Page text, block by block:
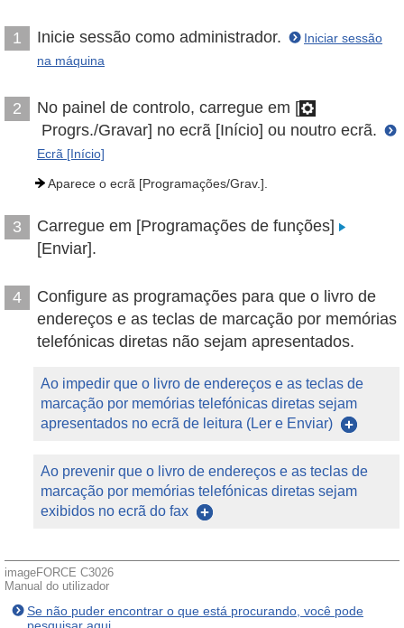
1 Inicie sessão como administrador.
Iniciar sessão
na máquina
2
No painel de controlo, carregue em [
Progrs./Gravar] no ecrã [Início] ou noutro ecrã.
Ecrã [Início]
Aparece o ecrã [Programações/Grav.].
3
Carregue em [Programações de funções]
[Enviar].
4
Configure as programações para que o livro de
endereços e as teclas de marcação por memórias
telefónicas diretas não sejam apresentados.
Ao impedir que o livro de endereços e as teclas de
marcação por memórias telefónicas diretas sejam
apresentados no ecrã de leitura (Ler e Enviar)
Ao prevenir que o livro de endereços e as teclas de
marcação por memórias telefónicas diretas sejam
exibidos no ecrã do fax
imageFORCE C3026
Manual do utilizador
Se não puder encontrar o que está procurando, você pode